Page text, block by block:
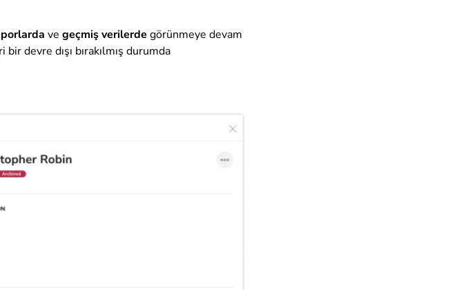
ve geçmiş verilerde görünmeye devam
devre dışı bırakılmış durumda